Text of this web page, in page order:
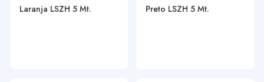
Laranja LSZH 5 Mt.
Preto LSZH 5 Mt.